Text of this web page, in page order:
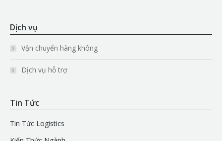
Dịch vụ
Vận chuyển hàng không
Dịch vụ hỗ trợ
Tin Tức
Tin Tức Logistics